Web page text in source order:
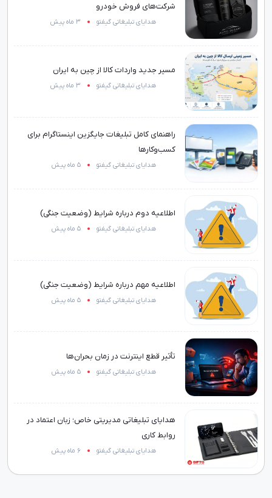
شرکت‌های فروش خودرو
هدایای تبلیغاتی گیفتو 3 ماه پیش
مسیر جدید واردات کالا از چین به ایران
هدایای تبلیغاتی گیفتو 3 ماه پیش
راهنمای کامل تبلیغات جایگزین اینستاگرام برای
کسب‌وکارها
هدایای تبلیغاتی گیفتو 5 ماه پیش
اطلاعیه دوم درباره شرایط (وضعیت جنگی)
هدایای تبلیغاتی گیفتو 5 ماه پیش
اطلاعیه مهم درباره شرایط (وضعیت جنگی)
هدایای تبلیغاتی گیفتو 5 ماه پیش
تأثیر قطع اینترنت در زمان بحران‌ها
هدایای تبلیغاتی گیفتو 5 ماه پیش
هدایای تبلیغاتی مدیریتی خاص؛ زبان اعتماد در
روابط کاری
هدایای تبلیغاتی گیفتو 6 ماه پیش